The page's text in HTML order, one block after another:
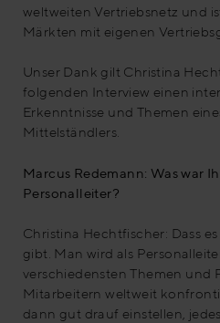
weltweiten Vertriebsnetz und
Märkten mit eigenen
Unser Dank gilt Christina
folgenden Interview einen
Erkenntnisse und Themen
Mittelständlers.
Marcus Redemann: Was war
Personalleiter?
Christina Hechtfischer: Dass
gibt. Man wird als
verschiedensten Themen und
Mitarbeitern weltweit
dann gut drauf einstellen,